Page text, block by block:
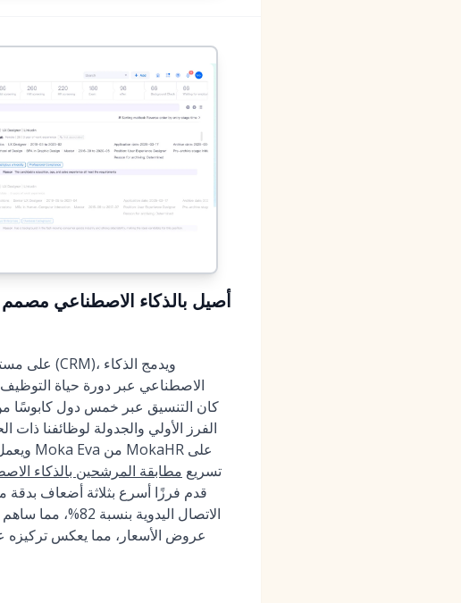
الاصطناعي عبر دورة حياة
تسريع مطابقة المرشحين بالذكاء
عروض الأسعار، مما يعكس